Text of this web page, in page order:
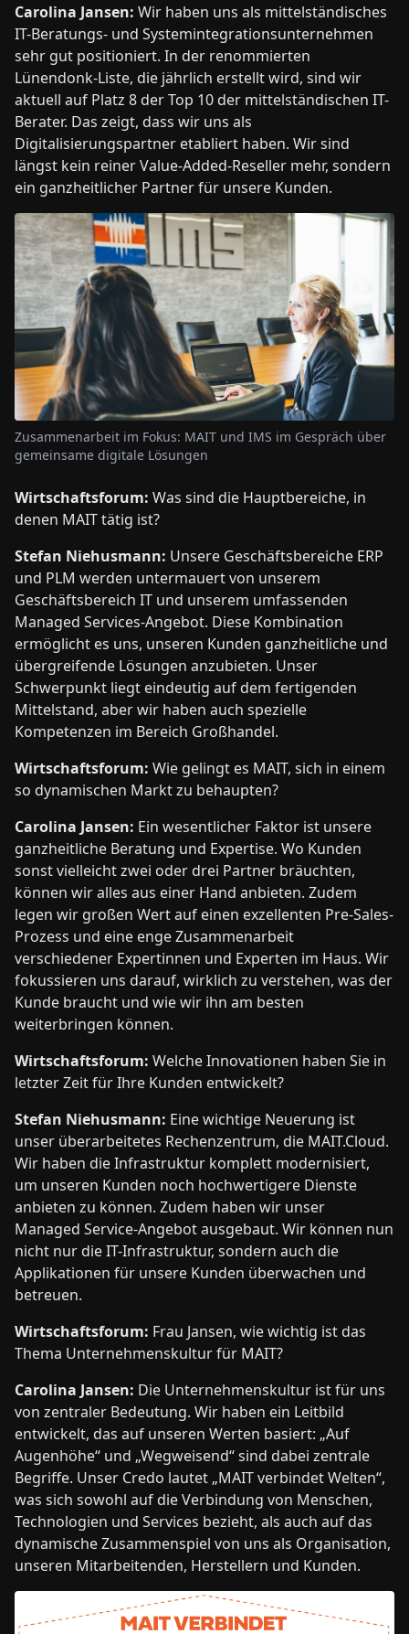
Carolina Jansen: Wir haben uns als mittelständisches
IT-Beratungs- und Systemintegrationsunternehmen
sehr gut positioniert. In der renommierten
Lünendonk-Liste, die jährlich erstellt wird, sind wir
aktuell auf Platz 8 der Top 10 der mittelständischen IT-
Berater. Das zeigt, dass wir uns als
Digitalisierungspartner etabliert haben. Wir sind
längst kein reiner Value-Added-Reseller mehr, sondern
ein ganzheitlicher Partner für unsere Kunden.
Zusammenarbeit im Fokus: MAIT und IMS im Gespräch über
gemeinsame digitale Lösungen
Wirtschaftsforum: Was sind die Hauptbereiche, in
denen MAIT tätig ist?
Stefan Niehusmann: Unsere Geschäftsbereiche ERP
und PLM werden untermauert von unserem
Geschäftsbereich IT und unserem umfassenden
Managed Services-Angebot. Diese Kombination
ermöglicht es uns, unseren Kunden ganzheitliche und
übergreifende Lösungen anzubieten. Unser
Schwerpunkt liegt eindeutig auf dem fertigenden
Mittelstand, aber wir haben auch spezielle
Kompetenzen im Bereich Großhandel.
Wirtschaftsforum: Wie gelingt es MAIT, sich in einem
so dynamischen Markt zu behaupten?
Carolina Jansen: Ein wesentlicher Faktor ist unsere
ganzheitliche Beratung und Expertise. Wo Kunden
sonst vielleicht zwei oder drei Partner bräuchten,
können wir alles aus einer Hand anbieten. Zudem
legen wir großen Wert auf einen exzellenten Pre-Sales-
Prozess und eine enge Zusammenarbeit
verschiedener Expertinnen und Experten im Haus. Wir
fokussieren uns darauf, wirklich zu verstehen, was der
Kunde braucht und wie wir ihn am besten
weiterbringen können.
Wirtschaftsforum: Welche Innovationen haben Sie in
letzter Zeit für Ihre Kunden entwickelt?
Stefan Niehusmann: Eine wichtige Neuerung ist
unser überarbeitetes Rechenzentrum, die MAIT.Cloud.
Wir haben die Infrastruktur komplett modernisiert,
um unseren Kunden noch hochwertigere Dienste
anbieten zu können. Zudem haben wir unser
Managed Service-Angebot ausgebaut. Wir können nun
nicht nur die IT-Infrastruktur, sondern auch die
Applikationen für unsere Kunden überwachen und
betreuen.
Wirtschaftsforum: Frau Jansen, wie wichtig ist das
Thema Unternehmenskultur für MAIT?
Carolina Jansen: Die Unternehmenskultur ist für uns
von zentraler Bedeutung. Wir haben ein Leitbild
entwickelt, das auf unseren Werten basiert: „Auf
Augenhöhe“ und „Wegweisend“ sind dabei zentrale
Begriffe. Unser Credo lautet „MAIT verbindet Welten“,
was sich sowohl auf die Verbindung von Menschen,
Technologien und Services bezieht, als auch auf das
dynamische Zusammenspiel von uns als Organisation,
unseren Mitarbeitenden, Herstellern und Kunden.